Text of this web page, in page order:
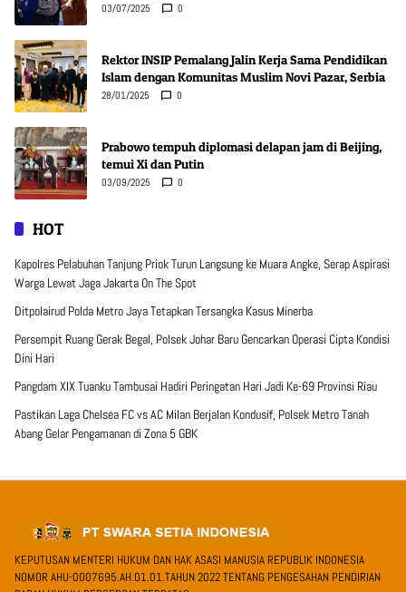
03/07/2025 0
Rektor INSIP Pemalang Jalin Kerja Sama Pendidikan
Islam dengan Komunitas Muslim Novi Pazar, Serbia
28/01/2025 0
Prabowo tempuh diplomasi delapan jam di Beijing,
temui Xi dan Putin
03/09/2025 0
HOT
Kapolres Pelabuhan Tanjung Priok Turun Langsung ke Muara Angke, Serap Aspirasi
Warga Lewat Jaga Jakarta On The Spot
Ditpolairud Polda Metro Jaya Tetapkan Tersangka Kasus Minerba
Persempit Ruang Gerak Begal, Polsek Johar Baru Gencarkan Operasi Cipta Kondisi
Dini Hari
Pangdam XIX Tuanku Tambusai Hadiri Peringatan Hari Jadi Ke-69 Provinsi Riau
Pastikan Laga Chelsea FC vs AC Milan Berjalan Kondusif, Polsek Metro Tanah
Abang Gelar Pengamanan di Zona 5 GBK
KEPUTUSAN MENTERI HUKUM DAN HAK ASASI MANUSIA REPUBLIK INDONESIA
NOMOR AHU-0007695.AH.01.01.TAHUN 2022 TENTANG PENGESAHAN PENDIRIAN